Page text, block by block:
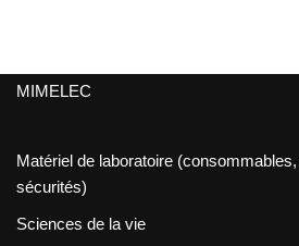
MIMELEC
Matériel de laboratoire
sécurités)
Sciences de la vie